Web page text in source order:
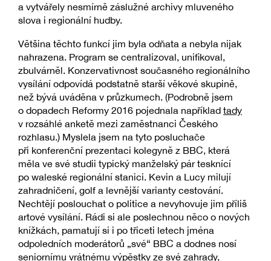
a vytvářely nesmírně záslužné archivy mluveného
slova i regionální hudby.
Většina těchto funkcí jim byla odňata a nebyla nijak
nahrazena. Program se centralizoval, unifikoval,
zbulvárněl. Konzervativnost současného regionálního
vysílání odpovídá podstatně starší věkové skupině,
než bývá uváděna v průzkumech. (Podrobně jsem
o dopadech Reformy 2016 pojednala například tady
v rozsáhlé anketě mezi zaměstnanci Českého
rozhlasu.) Myslela jsem na tyto posluchače
při konferenční prezentaci kolegyně z BBC, která
měla ve své studii typický manželský pár tesknící
po waleské regionální stanici. Kevin a Lucy milují
zahradničení, golf a levnější varianty cestování.
Nechtějí poslouchat o politice a nevyhovuje jim příliš
artové vysílání. Rádi si ale poslechnou něco o nových
knížkách, pamatují si i po třiceti letech jména
odpoledních moderátorů „své“ BBC a dodnes nosí
seniornímu vrátnému výpěstky ze své zahrady,